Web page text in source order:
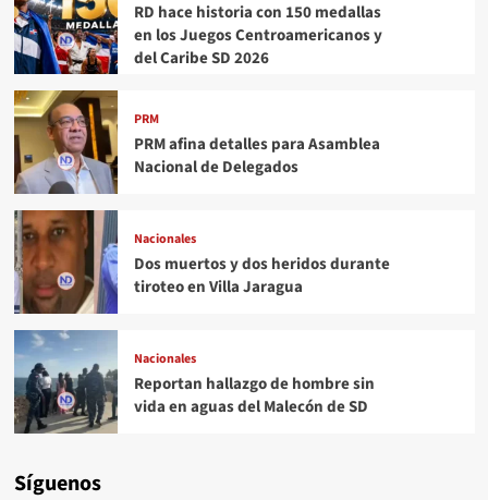
RD hace historia con 150 medallas
en los Juegos Centroamericanos y
del Caribe SD 2026
PRM
PRM afina detalles para Asamblea
Nacional de Delegados
Nacionales
Dos muertos y dos heridos durante
tiroteo en Villa Jaragua
Nacionales
Reportan hallazgo de hombre sin
vida en aguas del Malecón de SD
Síguenos